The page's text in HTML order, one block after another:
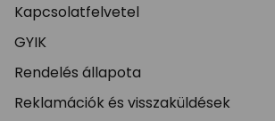
Kapcsolatfelvetel
GYIK
Rendelés állapota
Reklamációk és visszaküldések